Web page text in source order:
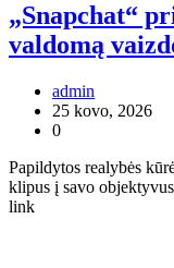
„Snapchat“
valdomą
admin
25 kovo, 2026
0
Papildytos realybės
klipus į savo
link